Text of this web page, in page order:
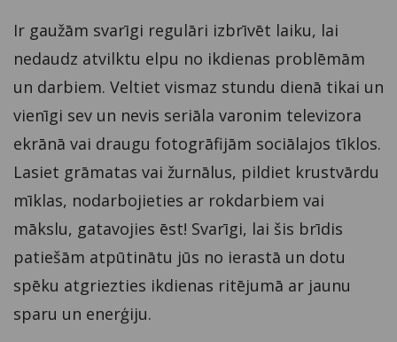
Ir gaužām svarīgi regulāri izbrīvēt laiku, lai
nedaudz atvilktu elpu no ikdienas problēmām
un darbiem. Veltiet vismaz stundu dienā tikai un
vienīgi sev un nevis seriāla varonim televizora
ekrānā vai draugu fotogrāfijām sociālajos tīklos.
Lasiet grāmatas vai žurnālus, pildiet krustvārdu
mīklas, nodarbojieties ar rokdarbiem vai
mākslu, gatavojies ēst! Svarīgi, lai šis brīdis
patiešām atpūtinātu jūs no ierastā un dotu
spēku atgriezties ikdienas ritējumā ar jaunu
sparu un enerģiju.